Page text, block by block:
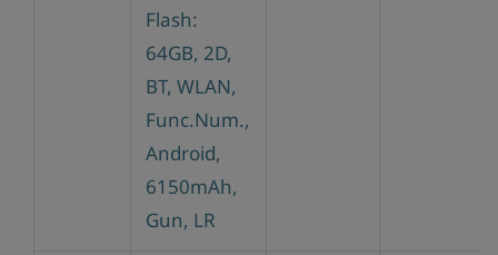
Flash:
64GB, 2D,
BT, WLAN,
Func.Num.,
Android,
6150mAh,
Gun, LR